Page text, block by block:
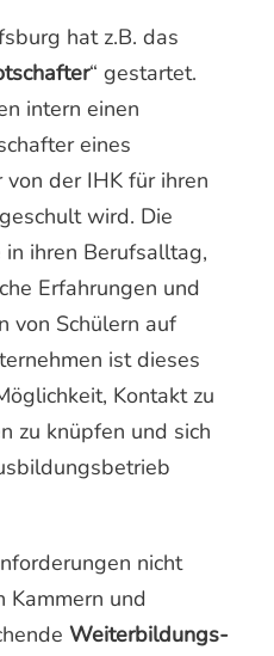
hat z.B. das
“ gestartet.
intern einen
eines
der IHK für ihren
wird. Die
ihren Berufsalltag,
Erfahrungen und
von Schülern auf
ist dieses
Kontakt zu
zu knüpfen und sich
nicht
Kammern und
Weiterbildungs-